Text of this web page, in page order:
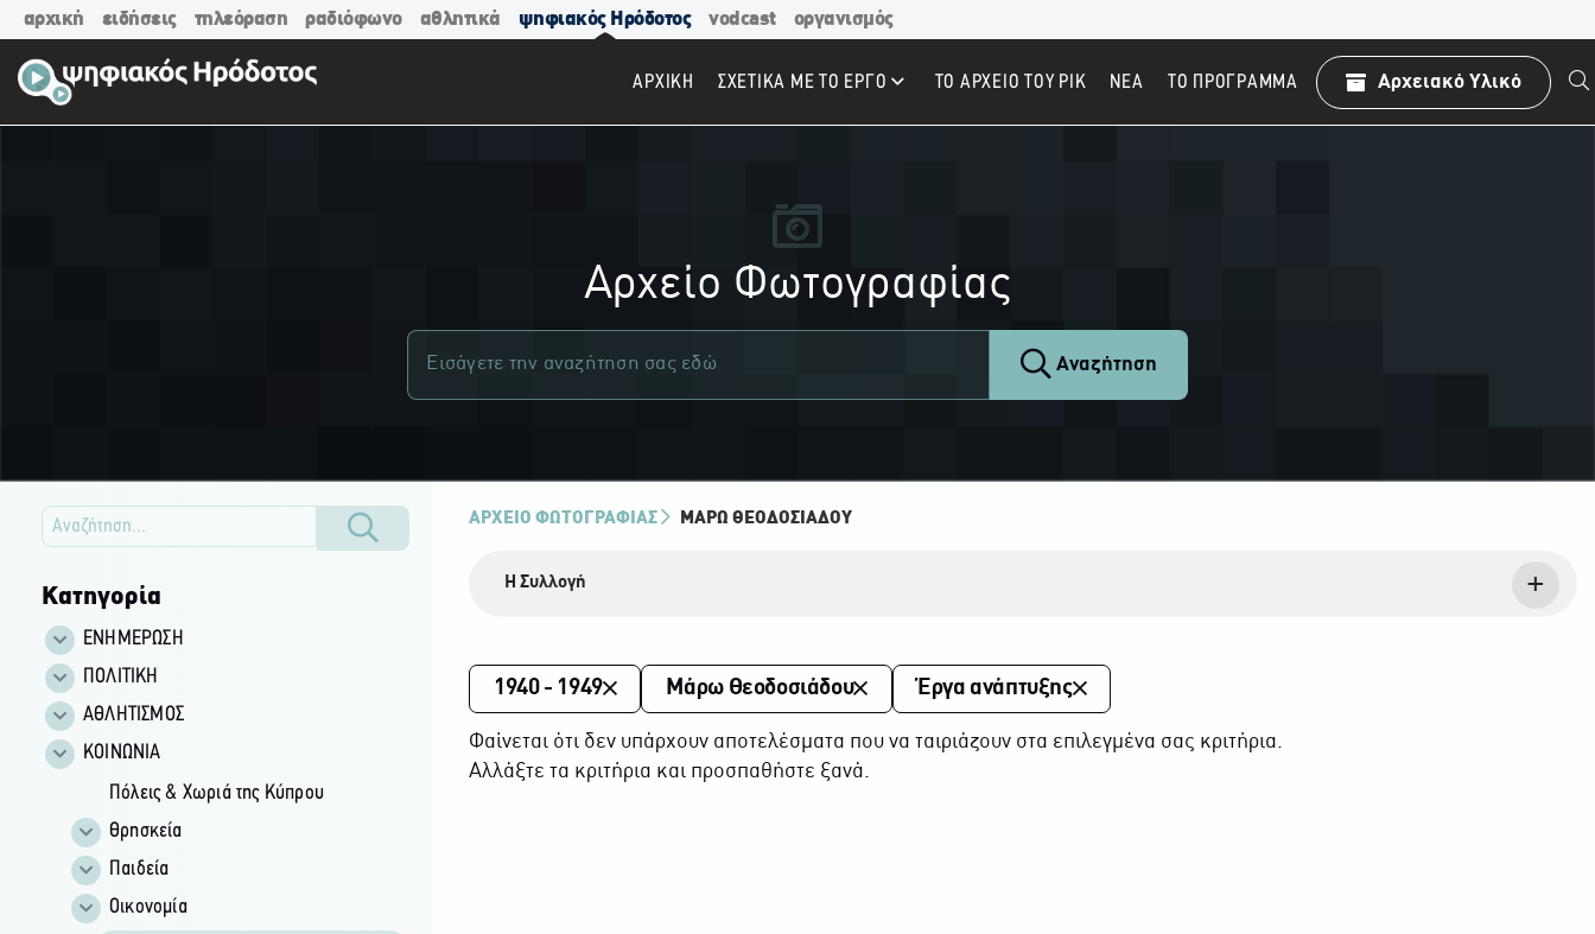
αρχική ειδήσεις τηλεόραση ραδιόφωνο αθλητικά ψηφιακός Ηρόδοτος vodcast οργανισμός
ΑΡΧΙΚΉ ΣΧΕΤΙΚΑ ΜΕ ΤΟ ΕΡΓΟ ΤΟ ΑΡΧΕΙΟ ΤΟΥ ΡΙΚ ΝΕΑ TO ΠΡΌΓΡΑΜΜΑ Αρχειακό Υλικό
Αρχείο Φωτογραφίας
Αναζήτηση
Κατηγορία
ΕΝΗΜΕΡΩΣΗ
ΠΟΛΙΤΙΚΗ
ΑΘΛΗΤΙΣΜΟΣ
ΚΟΙΝΩΝΙΑ
Πόλεις & Χωριά της Κύπρου
Θρησκεία
Παιδεία
Οικονομία
ΑΡΧΕΙΟ ΦΩΤΟΓΡΑΦΙΑΣ ΜΆΡΩ ΘΕΟΔΟΣΙΆΔΟΥ
Η Συλλογή
1940 - 1949 Μάρω Θεοδοσιάδου Έργα ανάπτυξης
Φαίνεται ότι δεν υπάρχουν αποτελέσματα που να ταιριάζουν στα επιλεγμένα σας κριτήρια.
Αλλάξτε τα κριτήρια και προσπαθήστε ξανά.